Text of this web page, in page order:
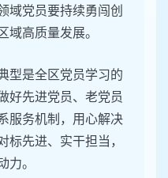
域党员要持续勇闯创
域高质量发展。
型是全区党员学习的
好先进党员、老党员
服务机制，用心解决
标先进、实干担当，
力。